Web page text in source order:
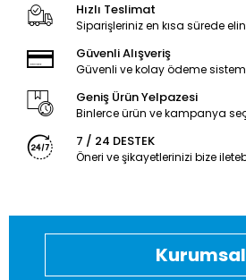
Hızlı Teslimat
Siparişleriniz en kısa sürede
Güvenli Alışveriş
Güvenli ve kolay ödeme
Geniş Ürün Yelpazesi
Binlerce ürün ve kampanya
7 / 24 DESTEK
Öneri ve şikayetlerinizi bize
Kurumsal